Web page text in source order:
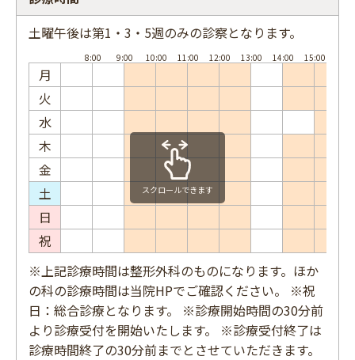
土曜午後は第1・3・5週のみの診察となります。
月
火
水
木
金
土
日
祝
スクロールできます
※上記診療時間は整形外科のものになります。ほか
の科の診療時間は当院HPでご確認ください。 ※祝
日：総合診療となります。 ※診療開始時間の30分前
より診療受付を開始いたします。 ※診療受付終了は
診療時間終了の30分前までとさせていただきます。